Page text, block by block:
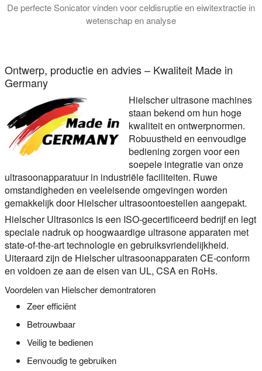
De perfecte Sonicator vinden voor celdisruptie en eiwitextractie in
wetenschap en analyse
Ontwerp, productie en advies – Kwaliteit Made in
Germany
Hielscher ultrasone machines
staan bekend om hun hoge
kwaliteit en ontwerpnormen.
Robuustheid en eenvoudige
bediening zorgen voor een
soepele integratie van onze
ultrasoonapparatuur in industriële faciliteiten. Ruwe
omstandigheden en veeleisende omgevingen worden
gemakkelijk door Hielscher ultrasoontoestellen aangepakt.
Hielscher Ultrasonics is een ISO-gecertificeerd bedrijf en legt
speciale nadruk op hoogwaardige ultrasone apparaten met
state-of-the-art technologie en gebruiksvriendelijkheid.
Uiteraard zijn de Hielscher ultrasoonapparaten CE-conform
en voldoen ze aan de eisen van UL, CSA en RoHs.
Voordelen van Hielscher demontratoren
Zeer efficiënt
Betrouwbaar
Veilig te bedienen
Eenvoudig te gebruiken